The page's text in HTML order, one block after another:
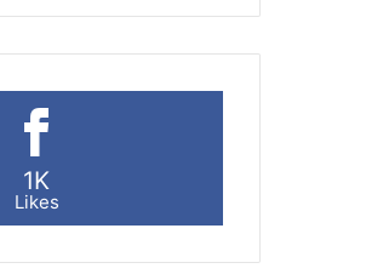
1K
Likes